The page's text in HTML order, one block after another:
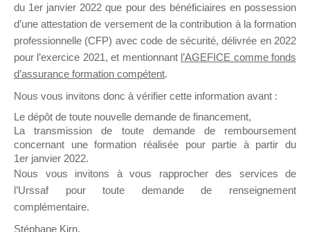
Ce groupe est destiné aux Organismes de
Formation qui souhaitent répondre à l’Appel à
Propositions Mallette du Dirigeant.
Ce groupe propose un forum dédié au support
sur lequel il est possible de laisser un message
ou poser une question.
NB : Il est nécessaire d’être
pouvoir rejoindre ce groupe
du 1er janvier 2022 que pour des bénéficiaires en possession
d’une attestation de versement de la contribution à la formation
professionnelle (CFP) avec code de sécurité, délivrée en 2022
pour l’exercice 2021, et mentionnant l’AGEFICE comme fonds
d’assurance formation compétent.
Nous vous invitons donc à vérifier cette information avant :
Le dépôt de toute nouvelle demande de financement,
La transmission de toute demande de remboursement
concernant une formation réalisée pour partie à partir du
1er janvier 2022.
Nous vous invitons à vous rapprocher des services de
l’Urssaf pour toute demande de renseignement
complémentaire.
Stéphane Kirn,